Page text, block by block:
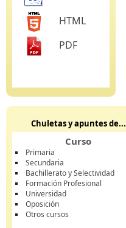
HTML
PDF
Chuletas y apuntes de...
Curso
Primaria
Secundaria
Bachillerato y Selectividad
Formación Profesional
Universidad
Oposición
Otros cursos